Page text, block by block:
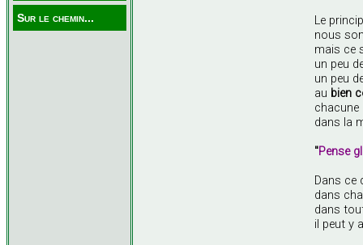
Sur le chemin...
Le
nous
mais ce
un peu
un peu
au bien
chacune
dans la
"Pense
Dans ce
dans
dans
il peut y